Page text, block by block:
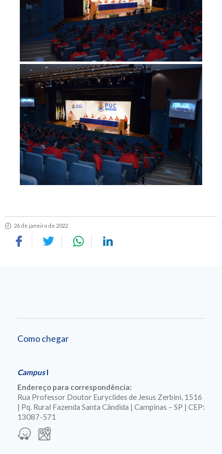
26 de janeiro de 2022
Como chegar
CampusI
Endereço para correspondência:
Rua Professor Doutor Euryclides de Jesus Zerbini, 1516
| Pq. Rural Fazenda Santa Cândida | Campinas – SP | CEP:
13087-571